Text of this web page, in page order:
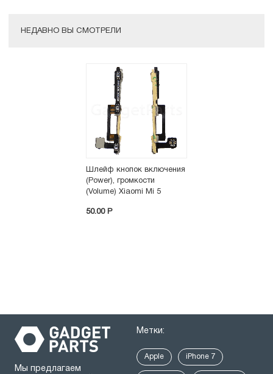
НЕДАВНО ВЫ СМОТРЕЛИ
Шлейф кнопок включения
(Power), громкости
(Volume) Xiaomi Mi 5
50.00 P
Мы предлагаем
Метки:
Apple iPhone 7